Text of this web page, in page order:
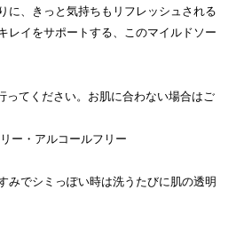
に、きっと気持ちもリフレッシュされる
レイをサポートする、このマイルドソー
てください。お肌に合わない場合はご
ー・アルコールフリー
でシミっぽい時は洗うたびに肌の透明